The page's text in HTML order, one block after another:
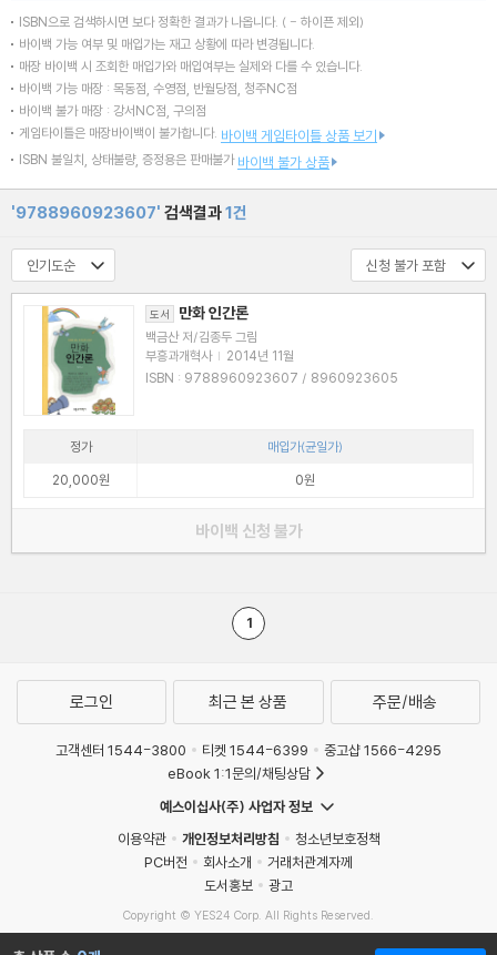
ISBN으로 검색하시면 보다 정확한 결과가 나옵니다. ( - 하이픈 제외)
바이백 가능 여부 및 매입가는 재고 상황에 따라 변경됩니다.
매장 바이백 시 조회한 매입가와 매입여부는 실제와 다를 수 있습니다.
바이백 가능 매장 : 목동점, 수영점, 반월당점, 청주NC점
바이백 불가 매장 : 강서NC점, 구의점
게임타이틀은 매장바이백이 불가합니다. 바이백 게임타이틀 상품 보기
ISBN 불일치, 상태불량, 증정용은 판매불가 바이백 불가 상품
'9788960923607' 검색결과1건
도서 만화 인간론
백금산 저/김종두 그림
부흥과개혁사 | 2014년 11월
ISBN : 9788960923607 / 8960923605
정가
매입가(균일가)
20,000원
0원
바이백 신청 불가
1
로그인 최근 본 상품 주문/배송
고객센터 1544-3800 티켓 1544-6399
중고샵 1566-4295
eBook 1:1문의/채팅상담
예스이십사(주) 사업자 정보
이용약관
개인정보처리방침
청소년보호정책
PC버전
회사소개
거래처관계자께
도서홍보
광고
Copyright © YES24 Corp. All Rights Reserved.
MATOM8